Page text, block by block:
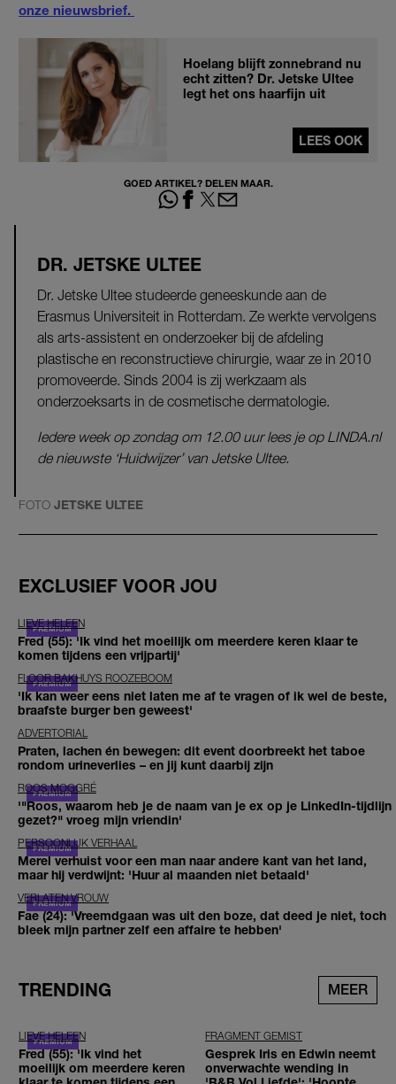
onze nieuwsbrief.
Hoelang blijft zonnebrand nu
echt zitten? Dr. Jetske Ultee
legt het ons haarfijn uit
LEES OOK
GOED ARTIKEL? DELEN MAAR.
DR. JETSKE ULTEE
Dr. Jetske Ultee studeerde geneeskunde aan de
Erasmus Universiteit in Rotterdam. Ze werkte vervolgens
als arts-assistent en onderzoeker bij de afdeling
plastische en reconstructieve chirurgie, waar ze in 2010
promoveerde. Sinds 2004 is zij werkzaam als
onderzoeksarts in de cosmetische dermatologie.
Iedere week op zondag om 12.00 uur lees je op LINDA.nl
de nieuwste ‘Huidwijzer’ van Jetske Ultee.
FOTO JETSKE ULTEE
EXCLUSIEF VOOR JOU
LIEVE HELEEN
Fred (55): 'Ik vind het moeilijk om meerdere keren klaar te
komen tijdens een vrijpartij'
FLOOR BAKHUYS ROOZEBOOM
'Ik kan weer eens niet laten me af te vragen of ik wel de beste,
braafste burger ben geweest'
ADVERTORIAL
Praten, lachen én bewegen: dit event doorbreekt het taboe
rondom urineverlies – en jij kunt daarbij zijn
ROOS MOGGRÉ
'"Roos, waarom heb je de naam van je ex op je LinkedIn-tijdlijn
gezet?" vroeg mijn vriendin'
PERSOONLIJK VERHAAL
Merel verhuist voor een man naar andere kant van het land,
maar hij verdwijnt: 'Huur al maanden niet betaald'
VERLATEN VROUW
Fae (24): 'Vreemdgaan was uit den boze, dat deed je niet, toch
bleek mijn partner zelf een affaire te hebben'
TRENDING MEER
LIEVE HELEEN
Fred (55): 'Ik vind het
moeilijk om meerdere keren
FRAGMENT GEMIST
Gesprek Iris en Edwin neemt
onverwachte wending in